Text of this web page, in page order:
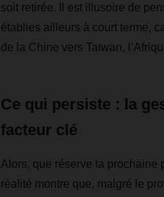
soit retirée. Il est illusoire de
établies ailleurs à court terme,
de la Chine vers Taïwan,
Ce qui persiste : la
facteur clé
Alors, que réserve la prochaine
réalité montre que, malgré le